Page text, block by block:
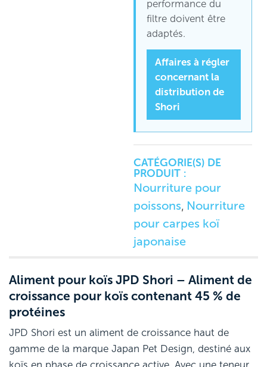
performance du
filtre doivent être
adaptés.
Affaires à régler
concernant la
distribution de
Shori
CATÉGORIE(S) DE
PRODUIT :
Nourriture pour
poissons, Nourriture
pour carpes koï
japonaise
Aliment pour koïs JPD Shori – Aliment de
croissance pour koïs contenant 45 % de
protéines
JPD Shori est un aliment de croissance haut de
gamme de la marque Japan Pet Design, destiné aux